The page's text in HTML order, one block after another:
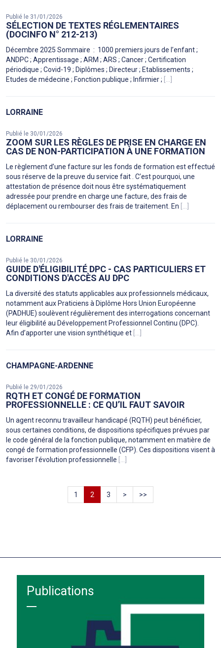
Publié le 31/01/2026
SÉLECTION DE TEXTES RÉGLEMENTAIRES
(DOCINFO N° 212-213)
Décembre 2025 Sommaire : 1000 premiers jours de l’enfant ;
ANDPC ; Apprentissage ; ARM ; ARS ; Cancer ; Certification
périodique ; Covid-19 ; Diplômes ; Directeur ; Etablissements ;
Etudes de médecine ; Fonction publique ; Infirmier ; [...]
LORRAINE
Publié le 30/01/2026
ZOOM SUR LES RÈGLES DE PRISE EN CHARGE EN
CAS DE NON-PARTICIPATION À UNE FORMATION
Le règlement d’une facture sur les fonds de formation est effectué
sous réserve de la preuve du service fait . C’est pourquoi, une
attestation de présence doit nous être systématiquement
adressée pour prendre en charge une facture, des frais de
déplacement ou rembourser des frais de traitement. En [...]
LORRAINE
Publié le 30/01/2026
GUIDE D'ÉLIGIBILITÉ DPC - CAS PARTICULIERS ET
CONDITIONS D'ACCÈS AU DPC
La diversité des statuts applicables aux professionnels médicaux,
notamment aux Praticiens à Diplôme Hors Union Européenne
(PADHUE) soulèvent régulièrement des interrogations concernant
leur éligibilité au Développement Professionnel Continu (DPC).
Afin d’apporter une vision synthétique et [...]
CHAMPAGNE-ARDENNE
Publié le 29/01/2026
RQTH ET CONGÉ DE FORMATION
PROFESSIONNELLE : CE QU’IL FAUT SAVOIR
Un agent reconnu travailleur handicapé (RQTH) peut bénéficier,
sous certaines conditions, de dispositions spécifiques prévues par
le code général de la fonction publique, notamment en matière de
congé de formation professionnelle (CFP). Ces dispositions visent à
favoriser l’évolution professionnelle [...]
1 2 3 > >>
Publications